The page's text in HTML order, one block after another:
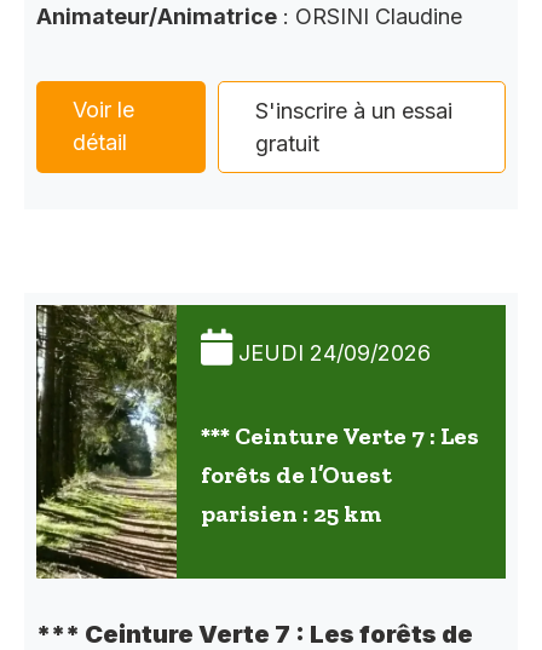
Animateur/Animatrice : ORSINI Claudine
Voir le
détail
S'inscrire à un essai
gratuit
JEUDI 24/09/2026
*** Ceinture Verte 7 : Les
forêts de l’Ouest
parisien : 25 km
*** Ceinture Verte 7 : Les forêts de